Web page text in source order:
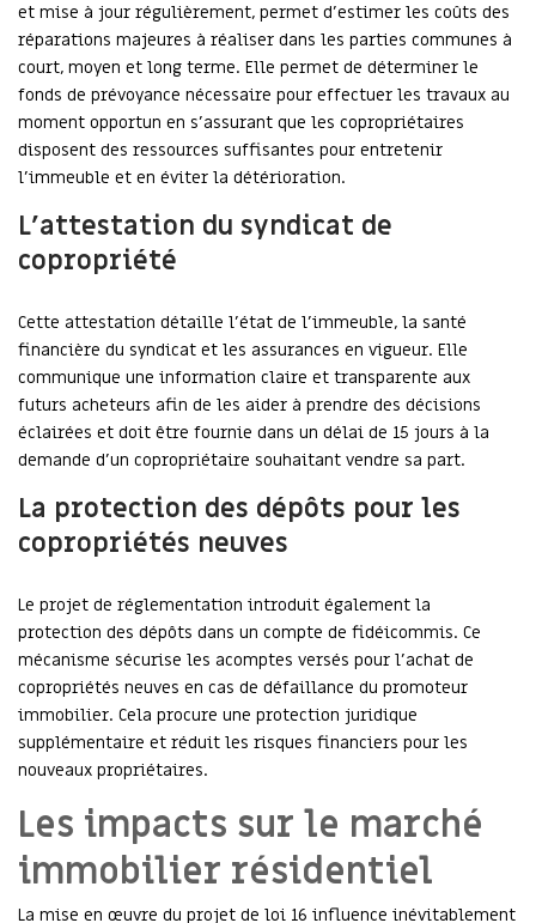
et mise à jour régulièrement, permet d’estimer les coûts des
réparations majeures à réaliser dans les parties communes à
court, moyen et long terme. Elle permet de déterminer le
fonds de prévoyance nécessaire pour effectuer les travaux au
moment opportun en s’assurant que les copropriétaires
disposent des ressources suffisantes pour entretenir
l’immeuble et en éviter la détérioration.
L’attestation du syndicat de
copropriété
Cette attestation détaille l’état de l’immeuble, la santé
financière du syndicat et les assurances en vigueur. Elle
communique une information claire et transparente aux
futurs acheteurs afin de les aider à prendre des décisions
éclairées et doit être fournie dans un délai de 15 jours à la
demande d’un copropriétaire souhaitant vendre sa part.
La protection des dépôts pour les
copropriétés neuves
Le projet de réglementation introduit également la
protection des dépôts dans un compte de fidéicommis. Ce
mécanisme sécurise les acomptes versés pour l’achat de
copropriétés neuves en cas de défaillance du promoteur
immobilier. Cela procure une protection juridique
supplémentaire et réduit les risques financiers pour les
nouveaux propriétaires.
Les impacts sur le marché
immobilier résidentiel
La mise en œuvre du projet de loi 16 influence inévitablement